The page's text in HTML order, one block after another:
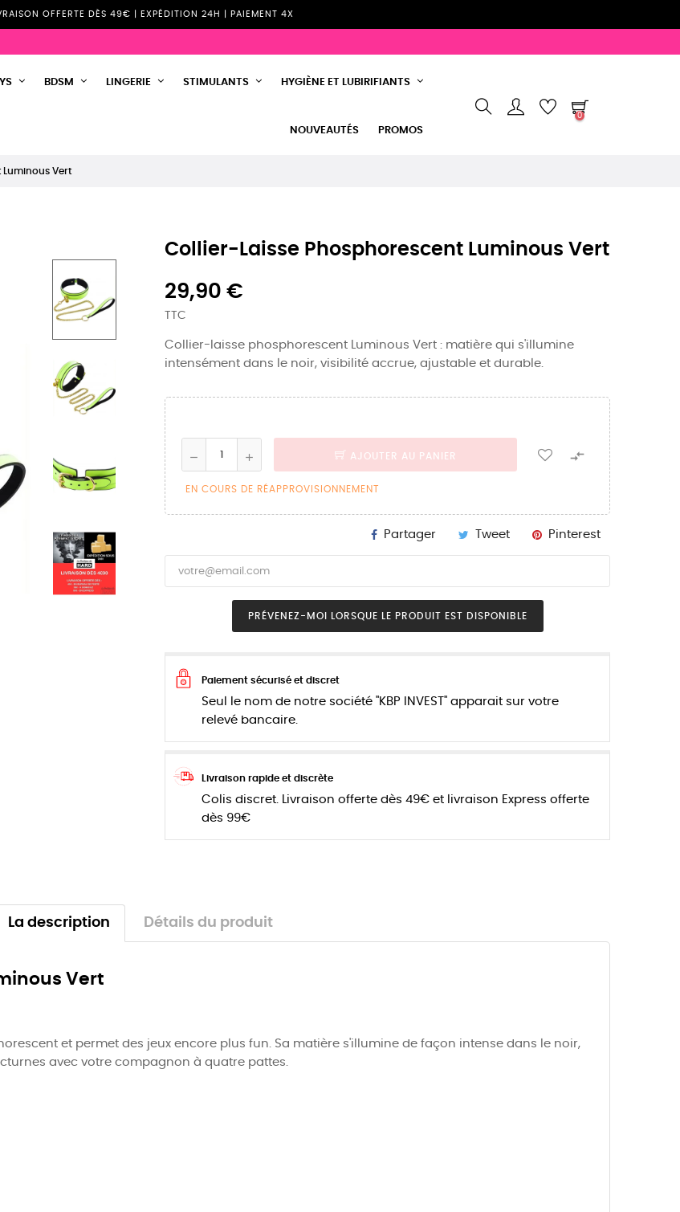
OFFERTE DÈS 49€ | EXPÉDITION 24H | PAIEMENT 4X
BDSM LINGERIE STIMULANTS HYGIÈNE ET LUBIRIFIANTS
NOUVEAUTÉS PROMOS
0
Vert
Collier-Laisse Phosphorescent Luminous Vert
29,90 €
TTC
Collier-laisse phosphorescent Luminous Vert : matière qui s'illumine
intensément dans le noir, visibilité accrue, ajustable et durable.
AJOUTER AU PANIER 
EN COURS DE RÉAPPROVISIONNEMENT
Partager Tweet Pinterest
PRÉVENEZ-MOI LORSQUE LE PRODUIT EST DISPONIBLE
Paiement sécurisé et discret
Seul le nom de notre société "KBP INVEST" apparait sur votre
relevé bancaire.
Livraison rapide et discrète
Colis discret. Livraison offerte dès 49€ et livraison Express offerte
dès 99€
La description Détails du produit
Vert
et permet des jeux encore plus fun. Sa matière s'illumine de façon intense dans le noir,
avec votre compagnon à quatre pattes.